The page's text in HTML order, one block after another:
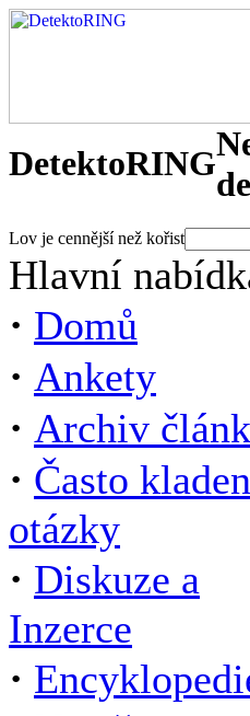
DetektoRING
Lov je cennější než kořist
Hlavní
· Domů
· Ankety
· Archiv
· Často
otázky
· Diskuze a
Inzerce
·